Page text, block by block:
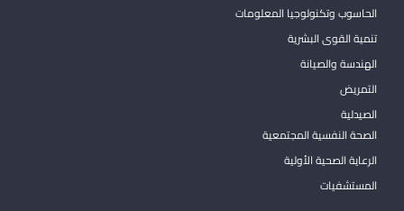
الحاسوب وتكنولوجيا المعلومات
تنمية القوى البشرية
الهندسة والصيانة
التمريض
الصيدلية
الصحة النفسية المجتمعية
الرعاية الصحية الأولية
المستشفيات